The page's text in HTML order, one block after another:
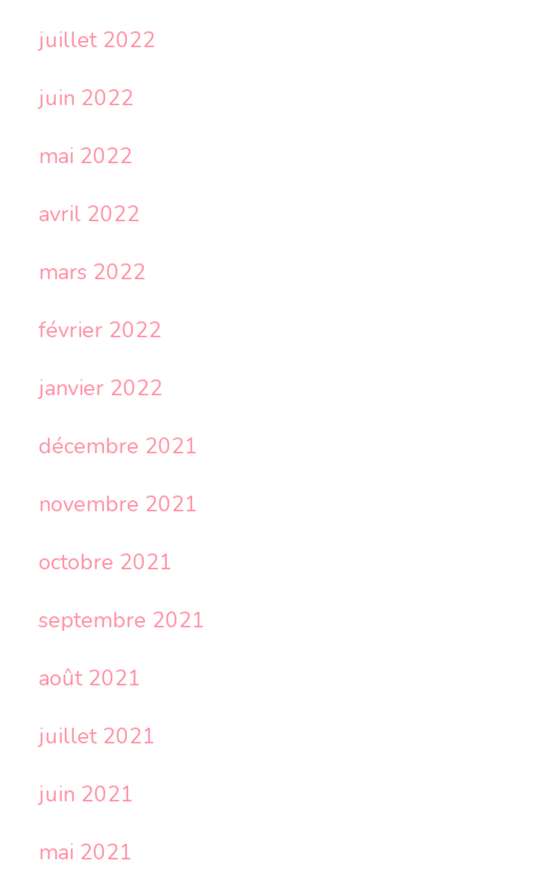
juillet 2022
juin 2022
mai 2022
avril 2022
mars 2022
février 2022
janvier 2022
décembre 2021
novembre 2021
octobre 2021
septembre 2021
août 2021
juillet 2021
juin 2021
mai 2021